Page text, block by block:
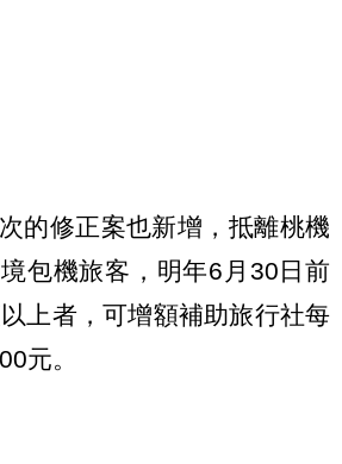
的修正案也新增，抵離桃機
包機旅客，明年6月30日前
上者，可增額補助旅行社每
元。